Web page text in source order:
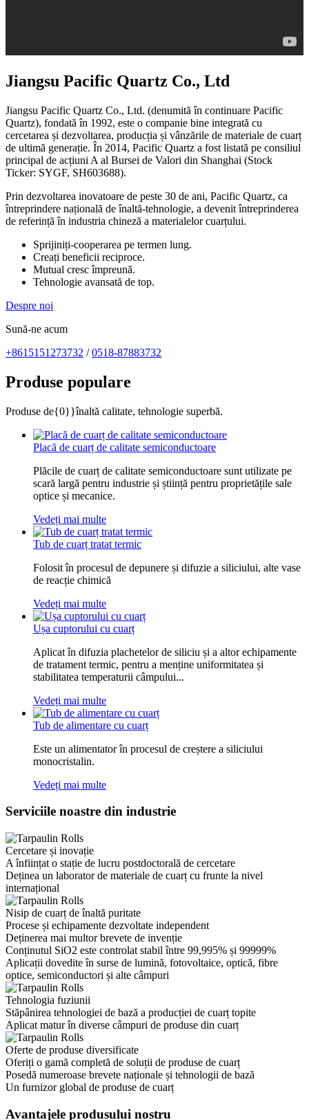
Jiangsu Pacific Quartz Co., Ltd
Jiangsu Pacific Quartz Co., Ltd. (denumită în continuare Pacific
Quartz), fondată în 1992, este o companie bine integrată cu
cercetarea și dezvoltarea, producția și vânzările de materiale de cuarț
de ultimă generație. În 2014, Pacific Quartz a fost listată pe consiliul
principal de acțiuni A al Bursei de Valori din Shanghai (Stock
Ticker: SYGF, SH603688).
Prin dezvoltarea inovatoare de peste 30 de ani, Pacific Quartz, ca
întreprindere națională de înaltă-tehnologie, a devenit întreprinderea
de referință în industria chineză a materialelor cuarțului.
Sprijiniți-cooperarea pe termen lung.
Creați beneficii reciproce.
Mutual cresc împreună.
Tehnologie avansată de top.
Despre noi
Sună-ne acum
+8615151273732 /0518-87883732
Produse populare
Produse de{0}}înaltă calitate, tehnologie superbă.
Placă de cuarț de calitate semiconductoare
Plăcile de cuarț de calitate semiconductoare sunt utilizate pe
scară largă pentru industrie și știință pentru proprietățile sale
optice și mecanice.
Vedeți mai multe
Tub de cuarț tratat termic
Folosit în procesul de depunere și difuzie a siliciului, alte vase
de reacție chimică
Vedeți mai multe
Ușa cuptorului cu cuarț
Aplicat în difuzia plachetelor de siliciu și a altor echipamente
de tratament termic, pentru a menține uniformitatea și
stabilitatea temperaturii câmpului...
Vedeți mai multe
Tub de alimentare cu cuarț
Este un alimentator în procesul de creștere a siliciului
monocristalin.
Vedeți mai multe
Serviciile noastre din industrie
Cercetare și inovație
A înființat o stație de lucru postdoctorală de cercetare
Deținea un laborator de materiale de cuarț cu frunte la nivel
internațional
Nisip de cuarț de înaltă puritate
Procese și echipamente dezvoltate independent
Deținerea mai multor brevete de invenție
Conținutul SiO2 este controlat stabil între 99,995% și 99999%
Aplicații dovedite în surse de lumină, fotovoltaice, optică, fibre
optice, semiconductori și alte câmpuri
Tehnologia fuziunii
Stăpânirea tehnologiei de bază a producției de cuarț topite
Aplicat matur în diverse câmpuri de produse din cuarț
Oferte de produse diversificate
Oferiți o gamă completă de soluții de produse de cuarț
Posedă numeroase brevete naționale și tehnologii de bază
Un furnizor global de produse de cuarț
Avantajele produsului nostru